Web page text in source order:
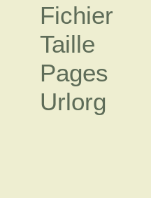
Fichier
Taille
Pages
Urlorg